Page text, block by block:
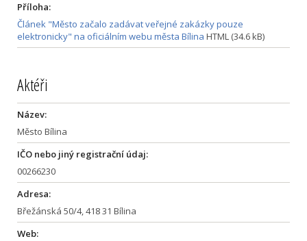
Příloha:
Článek "Město začalo zadávat veřejné zakázky pouze
elektronicky" na oficiálním webu města Bílina HTML (34.6 kB)
Aktéři
Název:
Město Bílina
IČO nebo jiný registrační údaj:
00266230
Adresa:
Břežánská 50/4, 418 31 Bílina
Web: